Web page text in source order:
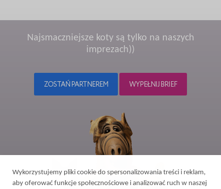
Najsmaczniejsze koty są tylko na naszych
imprezach))
ZOSTAŃ PARTNEREM WYPEŁNIJ BRIEF
Wykorzystujemy pliki cookie do spersonalizowania treści i reklam,
aby oferować funkcje społecznościowe i analizować ruch w naszej